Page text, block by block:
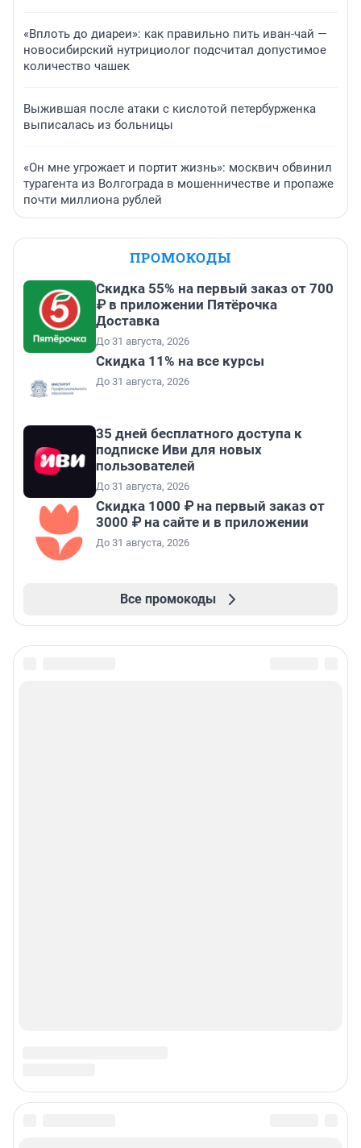
«Вплоть до диареи»: как правильно пить иван-чай —
новосибирский нутрициолог подсчитал допустимое
количество чашек
Выжившая после атаки с кислотой петербурженка
выписалась из больницы
«Он мне угрожает и портит жизнь»: москвич обвинил
турагента из Волгограда в мошенничестве и пропаже
почти миллиона рублей
ПРОМОКОДЫ
Скидка 55% на первый заказ от 700
₽ в приложении Пятёрочка
Доставка
До 31 августа, 2026
Скидка 11% на все курсы
До 31 августа, 2026
35 дней бесплатного доступа к
подписке Иви для новых
пользователей
До 31 августа, 2026
Скидка 1000 ₽ на первый заказ от
3000 ₽ на сайте и в приложении
До 31 августа, 2026
Все промокоды